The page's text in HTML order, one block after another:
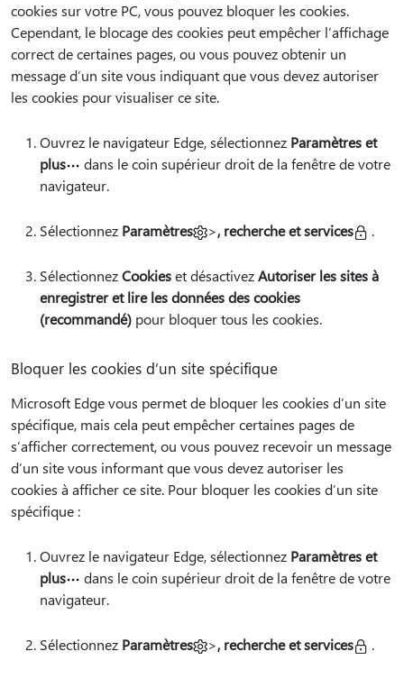
cookies sur votre PC, vous pouvez bloquer les cookies.
Cependant, le blocage des cookies peut empêcher l’affichage
correct de certaines pages, ou vous pouvez obtenir un
message d’un site vous indiquant que vous devez autoriser
les cookies pour visualiser ce site.
Ouvrez le navigateur Edge, sélectionnez Paramètres et
plus
dans le coin supérieur droit de la fenêtre de votre
navigateur.
Sélectionnez Paramètres >, recherche et services .
SélectionnezCookieset désactivezAutoriser les sites à
enregistrer et lire les données des cookies
(recommandé) pour bloquer tous les cookies.
Bloquer les cookies d’un site spécifique
Microsoft Edge vous permet de bloquer les cookies d’un site
spécifique, mais cela peut empêcher certaines pages de
s’afficher correctement, ou vous pouvez recevoir un message
d’un site vous informant que vous devez autoriser les
cookies à afficher ce site. Pour bloquer les cookies d’un site
spécifique :
Ouvrez le navigateur Edge, sélectionnez Paramètres et
plus
dans le coin supérieur droit de la fenêtre de votre
navigateur.
Sélectionnez Paramètres >, recherche et services .